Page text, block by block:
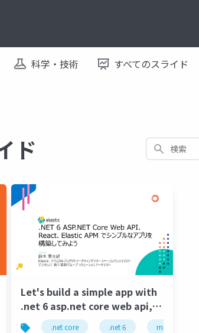
科学・技術 すべてのスライド
ド 検索
core minimal api twilio
Let's build a simple app with
.net 6 asp.net core web api,
react, and elastic apm.
.net core .net 6 minimal api